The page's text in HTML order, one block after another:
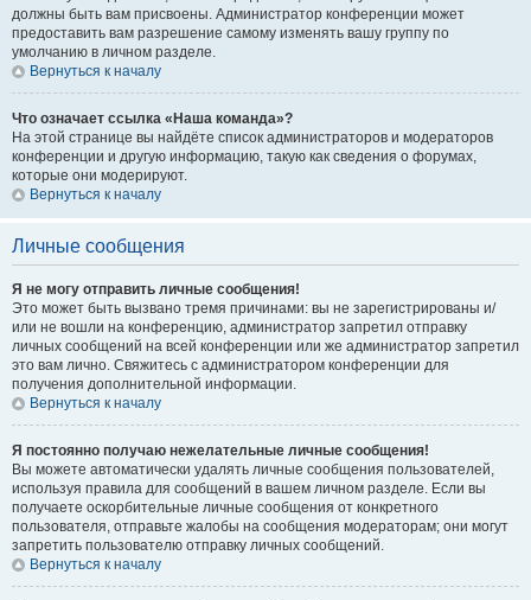
должны быть вам присвоены. Администратор конференции может
предоставить вам разрешение самому изменять вашу группу по
умолчанию в личном разделе.
Вернуться к началу
Что означает ссылка «Наша команда»?
На этой странице вы найдёте список администраторов и модераторов
конференции и другую информацию, такую как сведения о форумах,
которые они модерируют.
Вернуться к началу
Личные сообщения
Я не могу отправить личные сообщения!
Это может быть вызвано тремя причинами: вы не зарегистрированы и/
или не вошли на конференцию, администратор запретил отправку
личных сообщений на всей конференции или же администратор запретил
это вам лично. Свяжитесь с администратором конференции для
получения дополнительной информации.
Вернуться к началу
Я постоянно получаю нежелательные личные сообщения!
Вы можете автоматически удалять личные сообщения пользователей,
используя правила для сообщений в вашем личном разделе. Если вы
получаете оскорбительные личные сообщения от конкретного
пользователя, отправьте жалобы на сообщения модераторам; они могут
запретить пользователю отправку личных сообщений.
Вернуться к началу